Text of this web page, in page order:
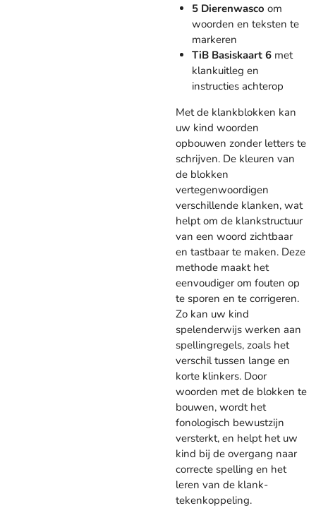
5 Dierenwasco om
woorden en teksten te
markeren
TiB Basiskaart 6met
klankuitleg en
instructies achterop
Met de klankblokken kan
uw kind woorden
opbouwen zonder letters te
schrijven. De kleuren van
de blokken
vertegenwoordigen
verschillende klanken, wat
helpt om de klankstructuur
van een woord zichtbaar
en tastbaar te maken. Deze
methode maakt het
eenvoudiger om fouten op
te sporen en te corrigeren.
Zo kan uw kind
spelenderwijs werken aan
spellingregels, zoals het
verschil tussen lange en
korte klinkers. Door
woorden met de blokken te
bouwen, wordt het
fonologisch bewustzijn
versterkt, en helpt het uw
kind bij de overgang naar
correcte spelling en het
leren van de klank-
tekenkoppeling.